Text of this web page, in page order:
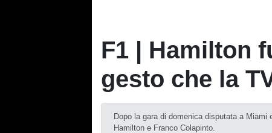
F1 | Hamilton
gesto che la
Dopo la gara di domenica disputata a
Hamilton e Franco Colapinto.